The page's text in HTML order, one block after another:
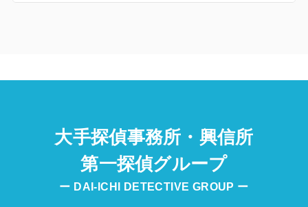
大手探偵事務所・興信所
第一探偵グループ
ー DAI-ICHI DETECTIVE GROUP ー